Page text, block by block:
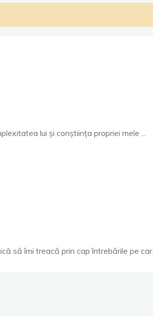
lui și conștiința propriei mele ...
să îmi treacă prin cap întrebările pe car...